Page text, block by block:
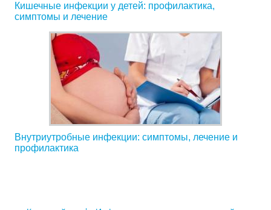
Кишечные инфекции у детей: профилактика,
симптомы и лечение
Внутриутробные инфекции: симптомы, лечение и
профилактика